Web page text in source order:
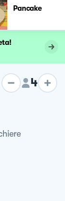
Pancake
4